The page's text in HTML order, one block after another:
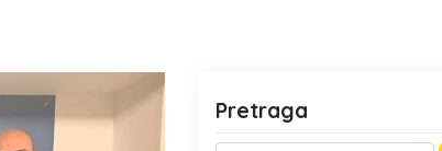
Pretraga